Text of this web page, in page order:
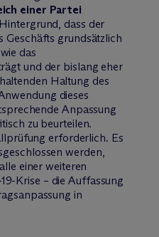
einer Partei
dass der
Geschäfts grundsätzlich
das
und der bislang eher
Haltung des
dieses
Anpassung
zu beurteilen.
erforderlich. Es
werden,
einer weiteren
Krise – die Auffassung
in